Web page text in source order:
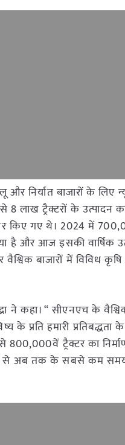
और निर्यात बाजारों के
8 लाख ट्रैक्टरों के उत्पादन
किए गए थे। 2024 में
है और आज इसकी वार्षिक
बाजारों में विविध
ने कहा। “ सीएनएच के
प्रति हमारी प्रतिबद्धता के
800,000वें ट्रैक्टर का
से अब तक के सबसे कम